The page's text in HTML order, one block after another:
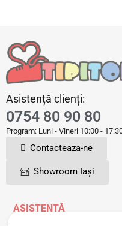
Asistență clienți:
0754 80 90 80
Program: Luni - Vineri 10:00 -
Contacteaza-ne
Showroom Iași
ASISTENȚĂ